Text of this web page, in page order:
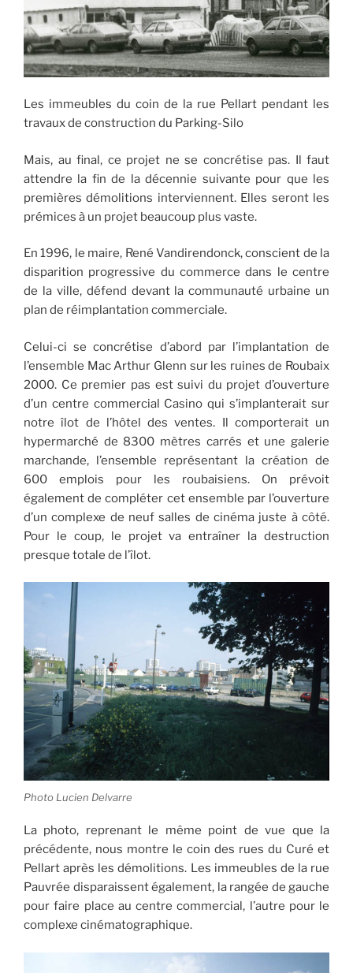
Les immeubles du coin de la rue Pellart pendant les
travaux de construction du Parking-Silo
Mais, au final, ce projet ne se concrétise pas. Il faut
attendre la fin de la décennie suivante pour que les
premières démolitions interviennent. Elles seront les
prémices à un projet beaucoup plus vaste.
En 1996, le maire, René Vandirendonck, conscient de la
disparition progressive du commerce dans le centre
de la ville, défend devant la communauté urbaine un
plan de réimplantation commerciale.
Celui-ci se concrétise d’abord par l’implantation de
l’ensemble Mac Arthur Glenn sur les ruines de Roubaix
2000. Ce premier pas est suivi du projet d’ouverture
d’un centre commercial Casino qui s’implanterait sur
notre îlot de l’hôtel des ventes. Il comporterait un
hypermarché de 8300 mètres carrés et une galerie
marchande, l’ensemble représentant la création de
600 emplois pour les roubaisiens. On prévoit
également de compléter cet ensemble par l’ouverture
d’un complexe de neuf salles de cinéma juste à côté.
Pour le coup, le projet va entraîner la destruction
presque totale de l’îlot.
Photo Lucien Delvarre
La photo, reprenant le même point de vue que la
précédente, nous montre le coin des rues du Curé et
Pellart après les démolitions. Les immeubles de la rue
Pauvrée disparaissent également, la rangée de gauche
pour faire place au centre commercial, l’autre pour le
complexe cinématographique.